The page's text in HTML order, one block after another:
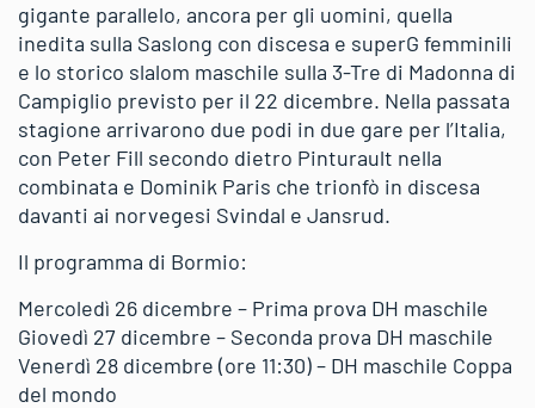
gigante parallelo, ancora per gli uomini, quella
inedita sulla Saslong con discesa e superG femminili
e lo storico slalom maschile sulla 3-Tre di Madonna di
Campiglio previsto per il 22 dicembre. Nella passata
stagione arrivarono due podi in due gare per l’Italia,
con Peter Fill secondo dietro Pinturault nella
combinata e Dominik Paris che trionfò in discesa
davanti ai norvegesi Svindal e Jansrud.
Il programma di Bormio:
Mercoledì 26 dicembre – Prima prova DH maschile
Giovedì 27 dicembre – Seconda prova DH maschile
Venerdì 28 dicembre (ore 11:30) – DH maschile Coppa
del mondo